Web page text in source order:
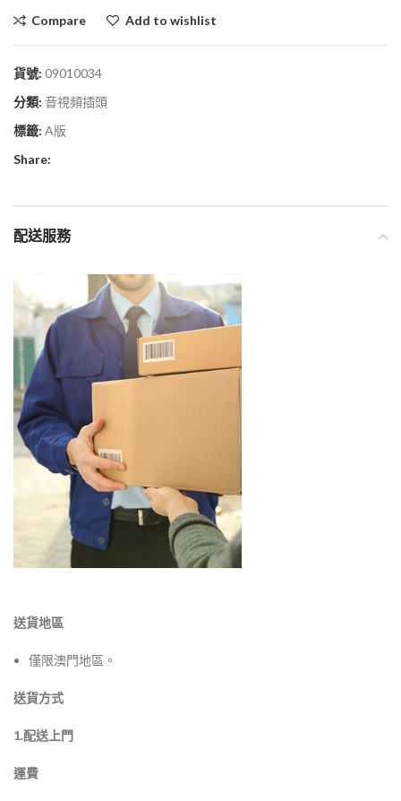
Compare Add to wishlist
貨號: 09010034
分類: 音視頻插頭
標籤: A版
Share:
配送服務
送貨地區
僅限澳門地區。
送貨方式
1.配送上門
運費